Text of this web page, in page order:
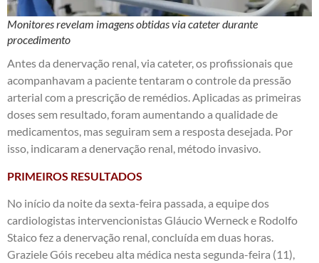
Monitores revelam imagens obtidas via cateter durante
procedimento
Antes da denervação renal, via cateter, os profissionais que
acompanhavam a paciente tentaram o controle da pressão
arterial com a prescrição de remédios. Aplicadas as primeiras
doses sem resultado, foram aumentando a qualidade de
medicamentos, mas seguiram sem a resposta desejada. Por
isso, indicaram a denervação renal, método invasivo.
PRIMEIROS RESULTADOS
No início da noite da sexta-feira passada, a equipe dos
cardiologistas intervencionistas Gláucio Werneck e Rodolfo
Staico fez a denervação renal, concluída em duas horas.
Graziele Góis recebeu alta médica nesta segunda-feira (11),